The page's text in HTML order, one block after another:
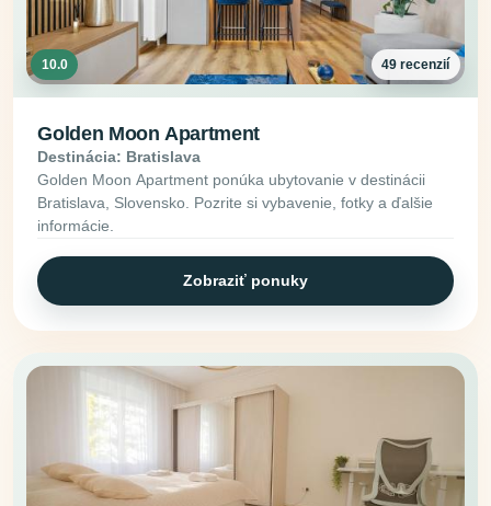
10.0 49 recenzií
Golden Moon Apartment
Destinácia: Bratislava
Golden Moon Apartment ponúka ubytovanie v destinácii
Bratislava, Slovensko. Pozrite si vybavenie, fotky a ďalšie
informácie.
Zobraziť ponuky